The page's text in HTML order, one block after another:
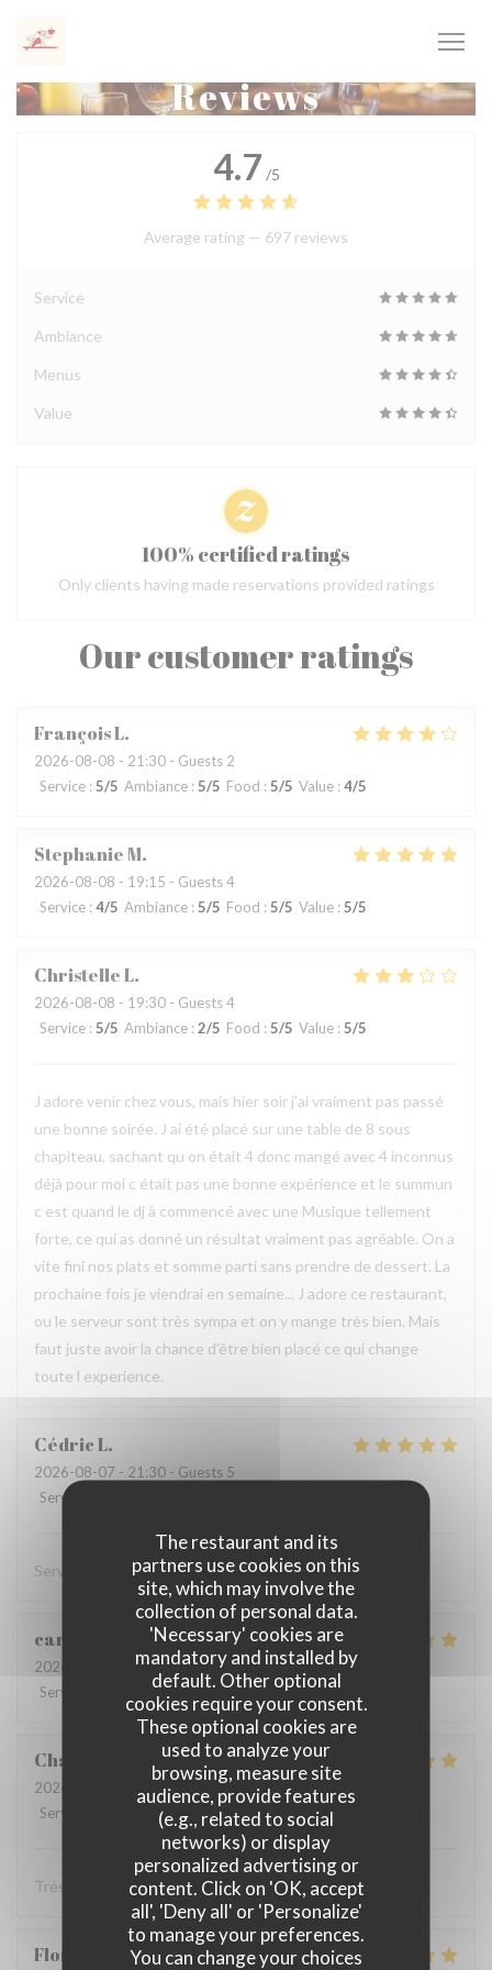
The restaurant and its
partners use cookies on this
site, which may involve the
collection of personal data.
'Necessary' cookies are
mandatory and installed by
default. Other optional
cookies require your consent.
These optional cookies are
used to analyze your
browsing, measure site
audience, provide features
(e.g., related to social
networks) or display
personalized advertising or
content. Click on 'OK, accept
all', 'Deny all' or 'Personalize'
to manage your preferences.
You can change your choices
Reviews
Our customer ratings
FrançoisL
2026-08-08 - 21:30 - Guests 2
Service : 5/5 Ambiance : 5/5 Food : 5/5 Value : 4/5
StephanieM
2026-08-08 - 19:15 - Guests 4
Service : 4/5 Ambiance : 5/5 Food : 5/5 Value : 5/5
ChristelleL
2026-08-08 - 19:30 - Guests 4
Service : 5/5 Ambiance : 2/5 Food : 5/5 Value : 5/5
J adore venir chez vous, mais hier soir j'ai vraiment pas passé
une bonne soirée. J ai été placé sur une table de 8 sous
chapiteau, sachant qu on était 4 donc mangé avec 4 inconnus
déjà pour moi c était pas une bonne expérience et le summun
c est quand le dj à commencé avec une Musique tellement
forte, ce qui as donné un résultat vraiment pas agréable. On a
vite fini nos plats et somme parti sans prendre de dessert. La
prochaine fois je viendrai en semaine... J adore ce restaurant,
ou le serveur sont très sympa et on y mange très bien. Mais
faut juste avoir la chance d'être bien placé ce qui change
toute l experience.
CédricL
2026-08-07 - 21:30 - Guests 5
Service
Service rapide et efficace 👍🏼 Vue incroyable
caroline
2026-08-08
- 13:30 - Guests 7
Service
Ambiance:5/5 Food: 5/5 Value:
Chantal
2026-08-06
- 12:00 - Guests 4
Service
Ambiance: 5/5 Food :5/5 Value
Très bon accueil rapidité du service très bons produits
Florence M
4.7 /5
Average rating — 697 reviews
Service
Ambiance
Menus
Value
100% certified ratings
Only clients having made reservations provided ratings